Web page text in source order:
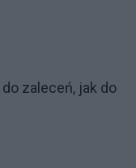
zaleceń, jak do